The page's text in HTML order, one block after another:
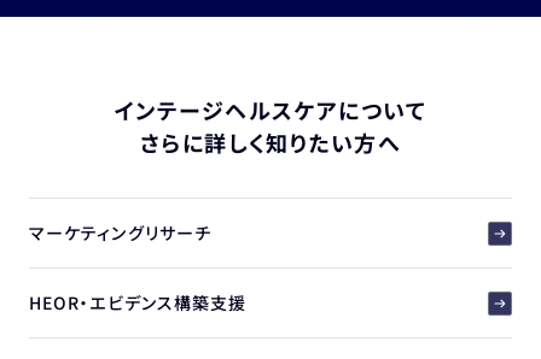
インテージヘルスケアについて
さらに詳しく知りたい方へ
マーケティングリサーチ
HEOR・エビデンス構築支援